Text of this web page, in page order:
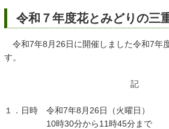
令和７年度花とみどりの三
令和7年8月26日に開催しました令和7年
す。
記
１．日時 令和7年8月26日（火曜日）
10時30分から11時45分まで